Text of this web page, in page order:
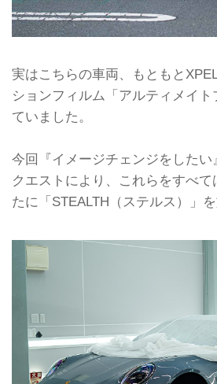
実はこちらの車両、もともと
ションフィルム「アルティメイ
ていました。
今回『イメージチェンジをしたい
クエストにより、これらをすべ
たに「STEALTH（ステルス）」を